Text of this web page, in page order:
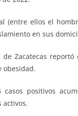
(entre ellos el
en sus
Zacatecas
obesidad.
positivos
activos.